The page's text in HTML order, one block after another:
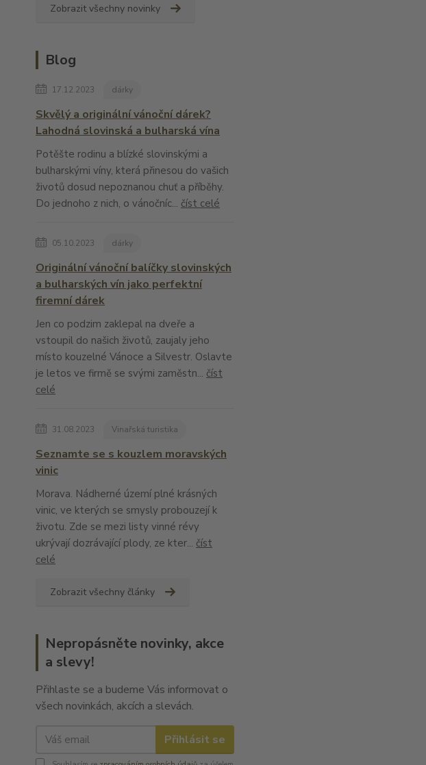
Zobrazit všechny novinky
Blog
17.12.2023 dárky
Skvělý a originální vánoční dárek?
Lahodná slovinská a bulharská vína
Potěšte rodinu a blízké slovinskými a
bulharskými víny, která přinesou do vašich
životů dosud nepoznanou chuť a příběhy.
Do jednoho z nich, o vánočníc... číst celé
05.10.2023 dárky
Originální vánoční balíčky slovinských
a bulharských vín jako perfektní
firemní dárek
Jen co podzim zaklepal na dveře a
vstoupil do našich životů, zaujaly jeho
místo kouzelné Vánoce a Silvestr. Oslavte
je letos ve firmě se svými zaměstn... číst
celé
31.08.2023 Vinařská turistika
Seznamte se s kouzlem moravských
vinic
Morava. Nádherné území plné krásných
vinic, ve kterých se smysly probouzejí k
životu. Zde se mezi listy vinné révy
ukrývají dozrávající plody, ze kter... číst
celé
Zobrazit všechny články
Nepropásněte novinky, akce
a slevy!
Přihlaste se a budeme Vás informovat o
všech novinkách, akcích a slevách.
Přihlásit se